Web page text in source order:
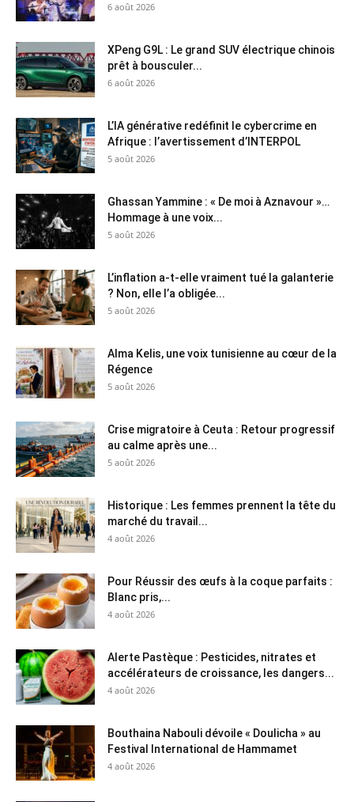
6 août 2026
XPeng G9L : Le grand SUV électrique chinois
prêt à bousculer...
6 août 2026
L’IA générative redéfinit le cybercrime en
Afrique : l’avertissement d’INTERPOL
5 août 2026
Ghassan Yammine : « De moi à Aznavour »…
Hommage à une voix...
5 août 2026
L’inflation a-t-elle vraiment tué la galanterie
? Non, elle l’a obligée...
5 août 2026
Alma Kelis, une voix tunisienne au cœur de la
Régence
5 août 2026
Crise migratoire à Ceuta : Retour progressif
au calme après une...
5 août 2026
Historique : Les femmes prennent la tête du
marché du travail...
4 août 2026
Pour Réussir des œufs à la coque parfaits :
Blanc pris,...
4 août 2026
Alerte Pastèque : Pesticides, nitrates et
accélérateurs de croissance, les dangers...
4 août 2026
Bouthaina Nabouli dévoile « Doulicha » au
Festival International de Hammamet
4 août 2026